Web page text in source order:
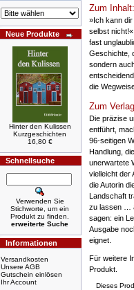
Neue Produkte
Hinter den Kulissen
Kurzgeschichten
16,80 €
Schnellsuche
Verwenden Sie
Stichworte, um ein
Produkt zu finden.
erweiterte Suche
Informationen
Versandkosten
Unsere AGB
Gutschein einlösen
Ihr Account
Zum Inhalt:
»Ich kann
selbst
fast
Geschichte,
sondern
die
Zum
Die präzise
entführt,
96-seitigen
Handlung,
unerwartete
vielleicht der
die Autorin
Landschaft
zu lassen …
sagen: ein
Ausgabe
eignet.
Für weitere
Produkt.
Dieses